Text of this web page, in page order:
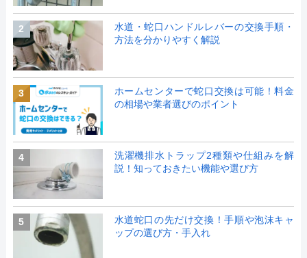
2
水道・蛇口ハンドルレバーの交換手順・
方法を分かりやすく解説
3
ホームセンターで蛇口交換は可能！料金
の相場や業者選びのポイント
4
洗濯機排水トラップ2種類や仕組みを解
説！知っておきたい機能や選び方
5
水道蛇口の先だけ交換！手順や泡沫キャ
ップの選び方・手入れ